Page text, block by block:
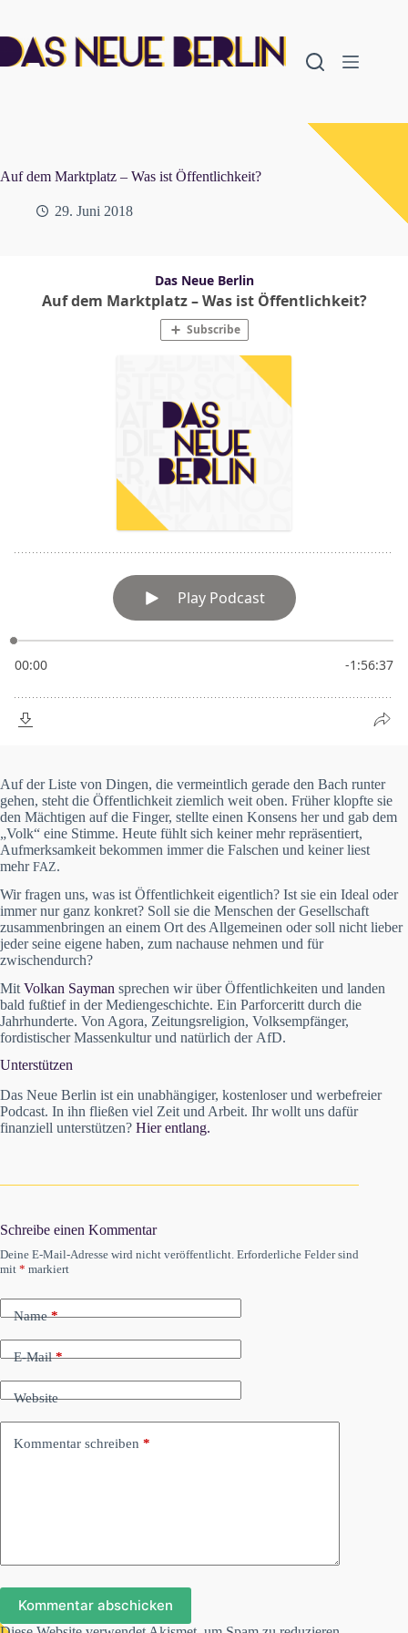
springen
Auf dem Marktplatz – Was ist Öffentlichkeit?
29. Juni 2018
Auf der Liste von Dingen, die vermeintlich gerade den Bach runter
gehen, steht die Öffentlichkeit ziemlich weit oben. Früher klopfte sie
den Mächtigen auf die Finger, stellte einen Konsens her und gab dem
„Volk“ eine Stimme. Heute fühlt sich keiner mehr repräsentiert,
Aufmerksamkeit bekommen immer die Falschen und keiner liest
mehrFAZ.
Wir fragen uns, was ist Öffentlichkeit eigentlich? Ist sie ein Ideal oder
immer nur ganz konkret? Soll sie die Menschen der Gesellschaft
zusammenbringen an einem Ort des Allgemeinen oder soll nicht lieber
jeder seine eigene haben, zum nachause nehmen und für
zwischendurch?
Mit Volkan Sayman sprechen wir über Öffentlichkeiten und landen
bald fußtief in der Mediengeschichte. Ein Parforceritt durch die
Jahrhunderte. Von Agora, Zeitungsreligion, Volksempfänger,
fordistischer Massenkultur und natürlich der AfD.
Unterstützen
Das Neue Berlin ist ein unabhängiger, kostenloser und werbefreier
Podcast. In ihn fließen viel Zeit und Arbeit. Ihr wollt uns dafür
finanziell unterstützen? Hier entlang.
Schreibe einen Kommentar
Deine E-Mail-Adresse wird nicht veröffentlicht. Erforderliche Felder sind
mit * markiert
Name*
E-Mail*
Website
Kommentar schreiben *
Kommentar abschicken